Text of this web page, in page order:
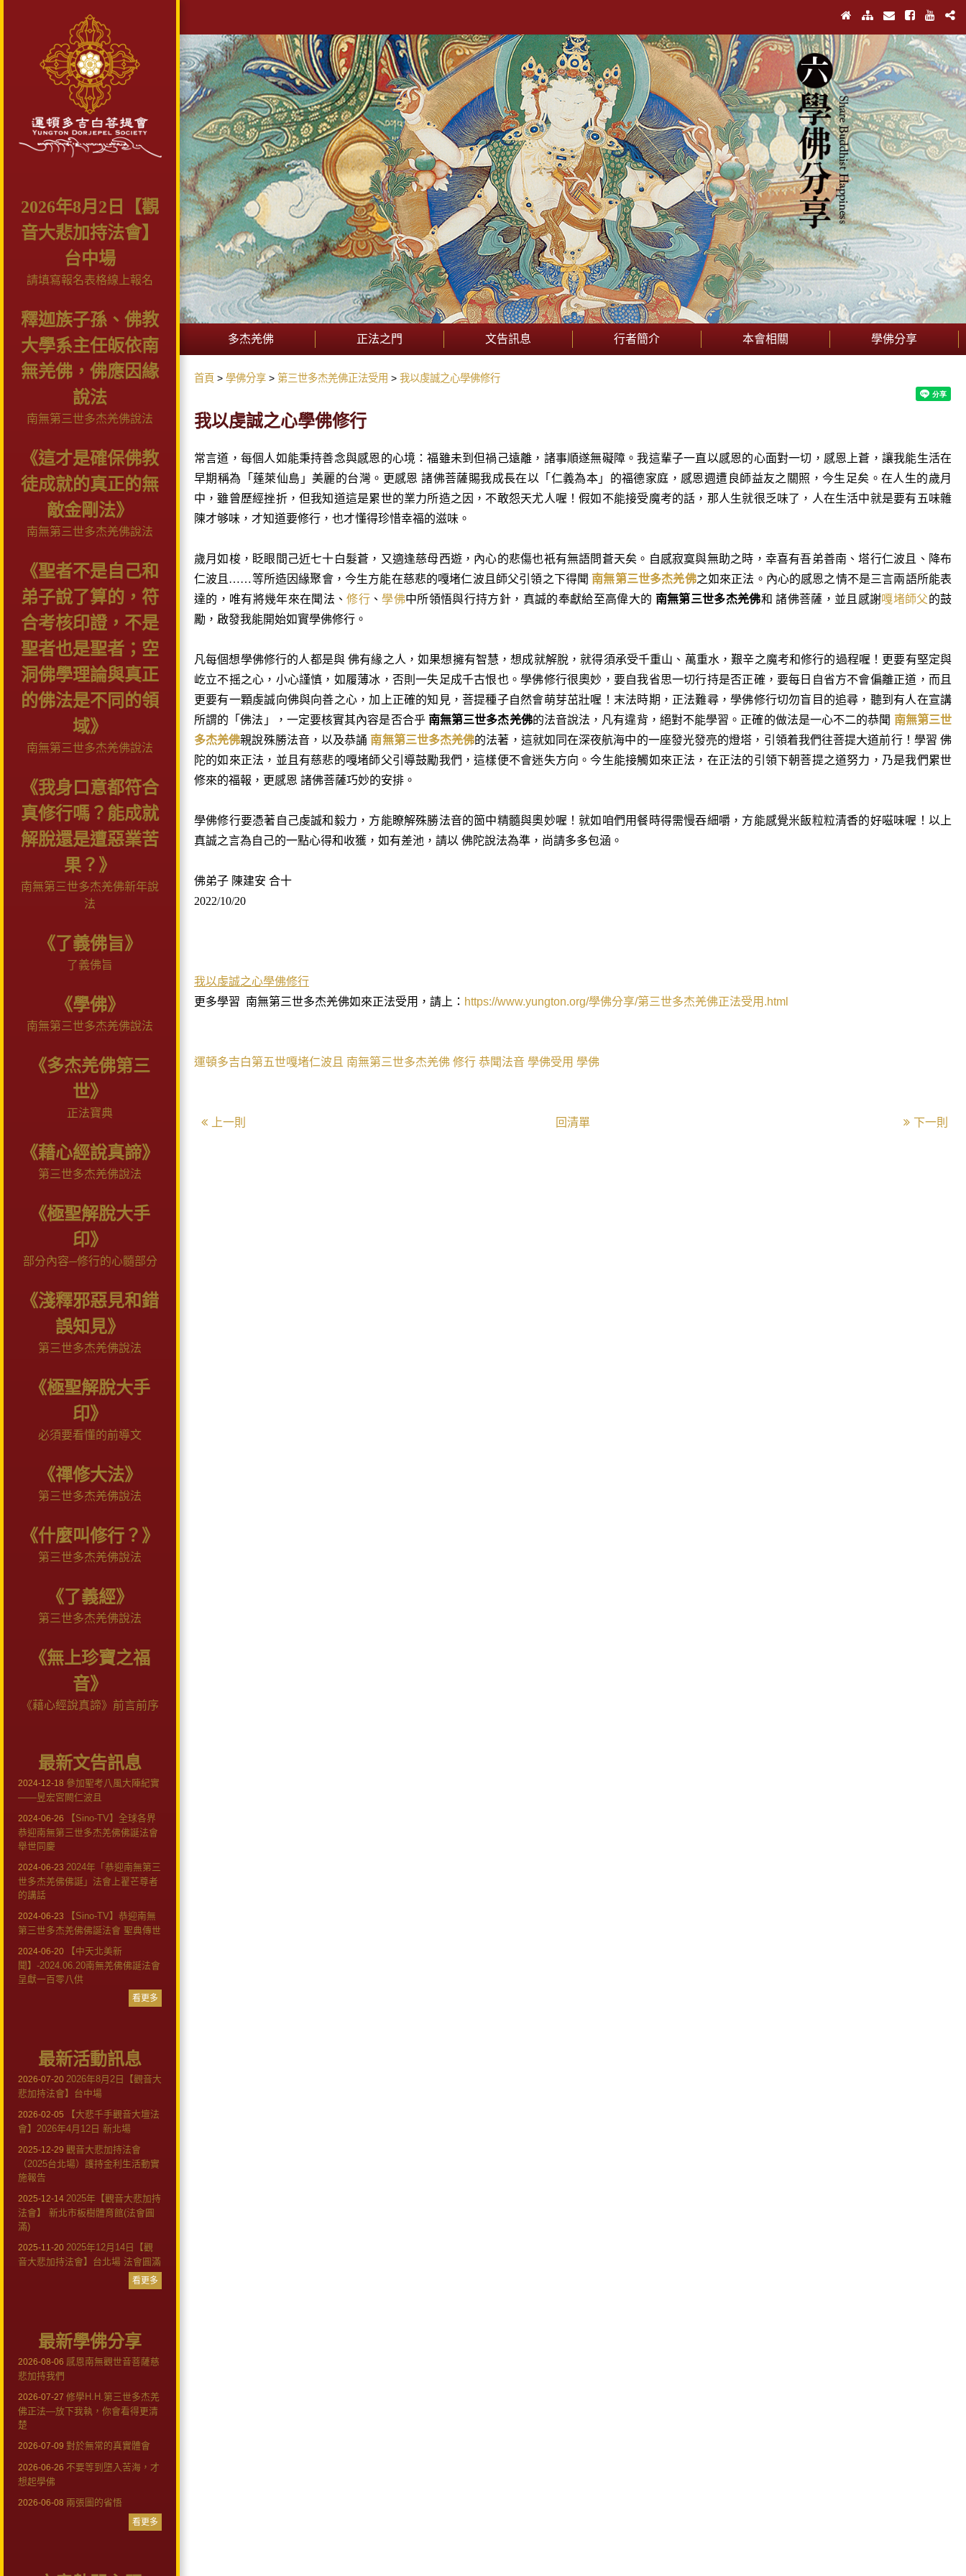
2026年8月2日【觀
音大悲加持法會】
台中場
請填寫報名表格線上報名
釋迦族子孫、佛教
大學系主任皈依南
無羌佛，佛應因緣
說法
南無第三世多杰羌佛說法
《這才是確保佛教
徒成就的真正的無
敵金剛法》
南無第三世多杰羌佛說法
《聖者不是自己和
弟子說了算的，符
合考核印證，不是
聖者也是聖者；空
洞佛學理論與真正
的佛法是不同的領
域》
南無第三世多杰羌佛說法
《我身口意都符合
真修行嗎？能成就
解脫還是遭惡業苦
果？》
南無第三世多杰羌佛新年說
法
《了義佛旨》
了義佛旨
《學佛》
南無第三世多杰羌佛說法
《多杰羌佛第三
世》
正法寶典
《藉心經說真諦》
第三世多杰羌佛說法
《極聖解脫大手
印》
部分內容─修行的心髓部分
《淺釋邪惡見和錯
誤知見》
第三世多杰羌佛說法
《極聖解脫大手
印》
必須要看懂的前導文
《禪修大法》
第三世多杰羌佛說法
《什麼叫修行？》
第三世多杰羌佛說法
《了義經》
第三世多杰羌佛說法
《無上珍寶之福
音》
《藉心經說真諦》前言前序
最新文告訊息
2024-12-18 參加聖考八風大陣紀實
——昱宏宮闕仁波且
2024-06-26
【Sino-TV】全球各界
恭迎南無第三世多杰羌佛佛誕法會
舉世同慶
2024-06-23 2024年「恭迎南無第三
世多杰羌佛佛誕」法會上翟芒尊者
的講話
2024-06-23
【Sino-TV】恭迎南無
第三世多杰羌佛佛誕法會 聖典傳世
2024-06-20
【中天北美新
聞】-2024.06.20南無羌佛佛誕法會
呈獻一百零八供
看更多
最新活動訊息
2026-07-20 2026年8月2日【觀音大
悲加持法會】台中場
2026-02-05
【大悲千手觀音大壇法
會】2026年4月12日 新北場
2025-12-29 觀音大悲加持法會
（2025台北場）護持金利生活動實
施報告
2025-12-14 2025年【觀音大悲加持
法會】 新北市板樹體育館(法會圓
滿)
2025-11-20 2025年12月14日【觀
音大悲加持法會】台北場 法會圓滿
看更多
最新學佛分享
2026-08-06 感恩南無觀世音菩薩慈
悲加持我們
2026-07-27 修學H.H.第三世多杰羌
佛正法—放下我執，你會看得更清
楚
2026-07-09 對於無常的真實體會
2026-06-26 不要等到墮入苦海，才
想起學佛
2026-06-08 兩張圖的省悟
看更多
多杰羌佛 正法之門 文告訊息 行者簡介 本會相關 學佛分享
首頁 學佛分享 第三世多杰羌佛正法受用 我以虔誠之心學佛修行
我以虔誠之心學佛修行
常言道，每個人如能秉持善念與感恩的心境：福雖未到但禍己遠離，諸事順遂無礙障。我這輩子一直以感恩的心面對一切，感恩上蒼，讓我能生活在
早期稱為「蓬萊仙島」美麗的台灣。更感恩 諸佛菩薩賜我成長在以「仁義為本」的福德家庭，感恩週遭良師益友之關照，今生足矣。在人生的歲月
中，雖曾歷經挫折，但我知道這是累世的業力所造之因，不敢怨天尤人喔！假如不能接受魔考的話，那人生就很乏味了，人在生活中就是要有五味雜
陳才够味，才知道要修行，也才懂得珍惜幸福的滋味。
歲月如梭，眨眼間己近七十白髮蒼，又適逢慈母西遊，內心的悲傷也衹有無語問蒼天矣。自感寂寞與無助之時，幸喜有吾弟善南、塔行仁波且、降布
仁波且……等所造因緣聚會，今生方能在慈悲的嘎堵仁波且師父引領之下得聞 南無第三世多杰羌佛之如來正法。內心的感恩之情不是三言兩語所能表
達的，唯有將幾年來在聞法、修行 、學佛中所領悟與行持方針，真誠的奉獻給至高偉大的 南無第三世多杰羌佛和 諸佛菩薩，並且感謝嘎堵師父的鼓
勵，啟發我能開始如實學佛修行。
凡每個想學佛修行的人都是與 佛有緣之人，如果想擁有智慧，想成就解脫，就得須承受千重山、萬重水，艱辛之魔考和修行的過程喔！更要有堅定與
屹立不摇之心，小心謹慎，如履薄冰，否則一失足成千古恨也。學佛修行很奧妙，要自我省思一切行持是否正確，要每日自省方不會偏離正道，而且
更要有一顆虔誠向佛與向善之心，加上正確的知見，菩提種子自然會萌芽茁壯喔！末法時期，正法難尋，學佛修行切勿盲目的追尋，聽到有人在宣講
所謂的「佛法」，一定要核實其內容是否合乎 南無第三世多杰羌佛的法音說法，凡有違背，絕對不能學習。正確的做法是一心不二的恭聞 南無第三世
多杰羌佛親說殊勝法音，以及恭誦 南無第三世多杰羌佛的法著，這就如同在深夜航海中的一座發光發亮的燈塔，引領着我們往菩提大道前行！學習 佛
陀的如來正法，並且有慈悲的嘎堵師父引導鼓勵我們，這樣便不會迷失方向。今生能接觸如來正法，在正法的引領下朝菩提之道努力，乃是我們累世
修來的福報，更感恩 諸佛菩薩巧妙的安排。
學佛修行要憑著自己虔誠和毅力，方能瞭解殊勝法音的箇中精髓與奧妙喔！就如咱們用餐時得需慢吞細嚼，方能感覺米飯粒粒清香的好嗞味喔！以上
真誠之言為自己的一點心得和收獲，如有差池，請以 佛陀說法為準，尚請多多包涵。
佛弟子 陳建安 合十
2022/10/20
我以虔誠之心學佛修行
更多學習 南無第三世多杰羌佛如來正法受用，請上： https://www.yungton.org/學佛分享/第三世多杰羌佛正法受用 .html
運頓多吉白第五世嘎堵仁波且 南無第三世多杰羌佛 修行 恭聞法音 學佛受用 學佛
上一則 回清單 下一則